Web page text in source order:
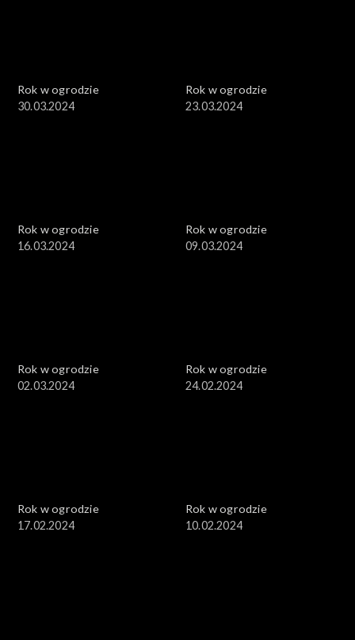
Rok w ogrodzie
30.03.2024
Rok w ogrodzie
23.03.2024
Rok w ogrodzie
16.03.2024
Rok w ogrodzie
09.03.2024
Rok w ogrodzie
02.03.2024
Rok w ogrodzie
24.02.2024
Rok w ogrodzie
17.02.2024
Rok w ogrodzie
10.02.2024